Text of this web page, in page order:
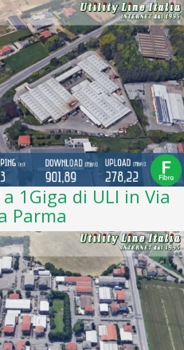
a 1Giga di ULI in Via
Parma